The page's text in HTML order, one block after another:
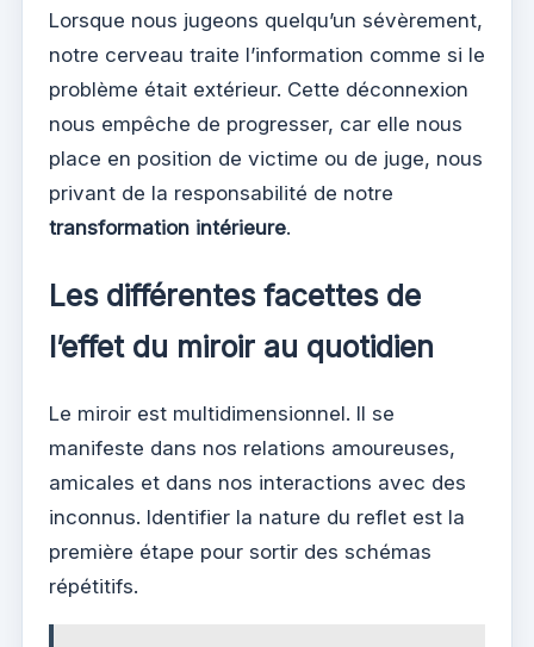
Lorsque nous jugeons quelqu’un sévèrement,
notre cerveau traite l’information comme si le
problème était extérieur. Cette déconnexion
nous empêche de progresser, car elle nous
place en position de victime ou de juge, nous
privant de la responsabilité de notre
transformation intérieure.
Les différentes facettes de
l’effet du miroir au quotidien
Le miroir est multidimensionnel. Il se
manifeste dans nos relations amoureuses,
amicales et dans nos interactions avec des
inconnus. Identifier la nature du reflet est la
première étape pour sortir des schémas
répétitifs.